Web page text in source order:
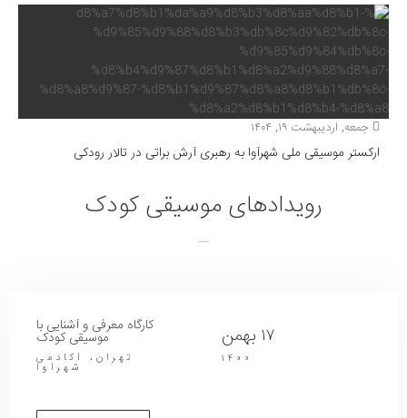
جمعه, اردیبهشت ۱۹, ۱۴۰۴
ارکستر موسیقی ملی شهرآوا به رهبری آرش براتی در تالار رودکی
رویدادهای موسیقی کودک
۱۷ بهمن
۱۴۰۰
کارگاه معرفی و آشنایی با
موسیقی کودک
تهران، آکادمی
شهرآوا